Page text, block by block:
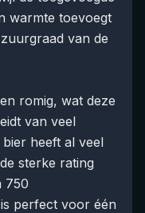
warmte toevoegt
van de
romig, wat deze
van veel
heeft al veel
sterke rating
750
perfect voor één